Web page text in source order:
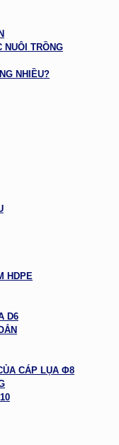
NUÔI TRỒNG
NHIỀU?
HDPE
D6
CÁP LỤA Φ8